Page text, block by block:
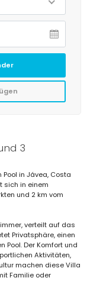
3
in Jávea, Costa
sich in einem
und 2 km vom
verteilt auf das
Privatsphäre, einen
Pool. Der Komfort und
Aktivitäten,
machen diese Villa
Familie oder